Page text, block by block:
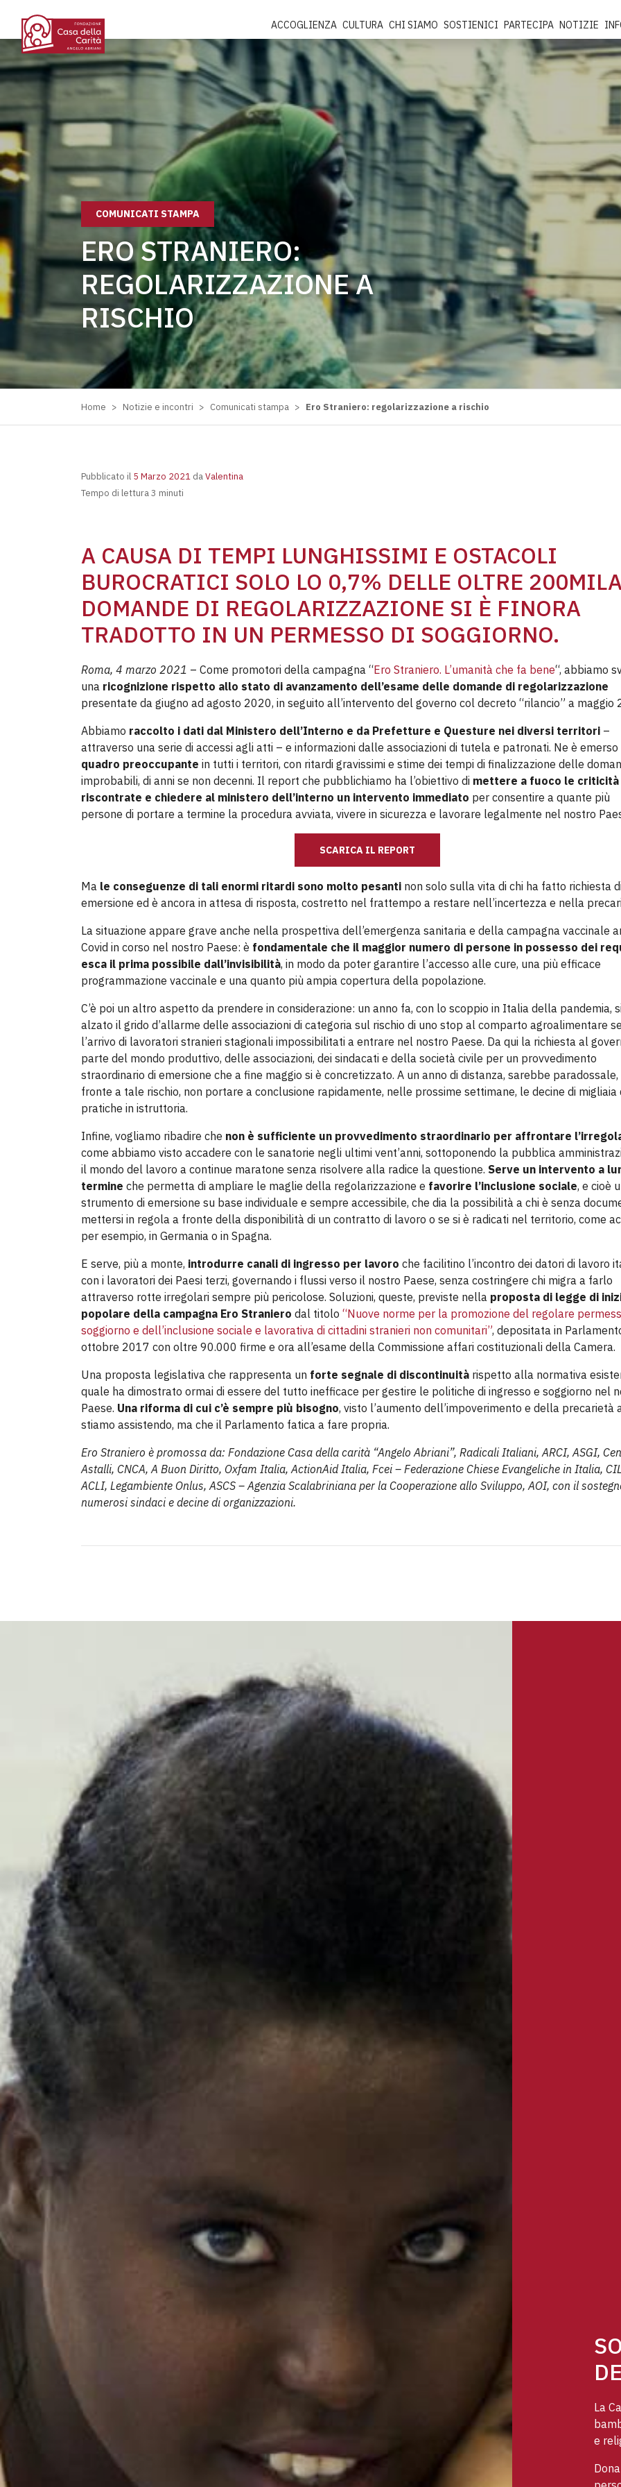
ACCOGLIENZA CULTURA CHI SIAMO SOSTIENICI PARTECIPA NOTIZIE
COMUNICATI STAMPA
ERO STRANIERO:
REGOLARIZZAZIONE A
RISCHIO
Home > Notizie e incontri > Comunicati stampa > Ero Straniero: regolarizzazione a rischio
Pubblicato il 5 Marzo 2021 daValentina
Tempo di lettura 3 minuti
A CAUSA DI TEMPI LUNGHISSIMI E OSTACOLI
BUROCRATICI SOLO LO 0,7% DELLE OLTRE
DOMANDE DI REGOLARIZZAZIONE SI È FINORA
TRADOTTO IN UN PERMESSO DI SOGGIORNO.
Roma, 4 marzo 2021 – Come promotori della campagna “Ero Straniero. L’umanità che fa bene“, abbiamo
una ricognizione rispetto allo stato di avanzamento dell’esame delle domande di regolarizzazione
presentate da giugno ad agosto 2020, in seguito all’intervento del governo col decreto “rilancio” a maggio
Abbiamo raccolto i dati dal Ministero dell’Interno e da Prefetture e Questure nei diversi territori –
attraverso una serie di accessi agli atti – e informazioni dalle associazioni di tutela e patronati. Ne è emerso
quadro preoccupante in tutti i territori, con ritardi gravissimi e stime dei tempi di finalizzazione delle
improbabili, di anni se non decenni. Il report che pubblichiamo ha l’obiettivo di mettere a fuoco le criticità
riscontrate e chiedere al ministero dell’interno un intervento immediato per consentire a quante più
persone di portare a termine la procedura avviata, vivere in sicurezza e lavorare legalmente nel nostro
SCARICA IL REPORT
Ma le conseguenze di tali enormi ritardi sono molto pesanti non solo sulla vita di chi ha fatto richiesta di
emersione ed è ancora in attesa di risposta, costretto nel frattempo a restare nell’incertezza e nella
La situazione appare grave anche nella prospettiva dell’emergenza sanitaria e della campagna vaccinale
Covid in corso nel nostro Paese: è fondamentale che il maggior numero di persone in possesso dei
esca il prima possibile dall’invisibilità, in modo da poter garantire l’accesso alle cure, una più efficace
programmazione vaccinale e una quanto più ampia copertura della popolazione.
C’è poi un altro aspetto da prendere in considerazione: un anno fa, con lo scoppio in Italia della pandemia,
alzato il grido d’allarme delle associazioni di categoria sul rischio di uno stop al comparto agroalimentare
l’arrivo di lavoratori stranieri stagionali impossibilitati a entrare nel nostro Paese. Da qui la richiesta al
parte del mondo produttivo, delle associazioni, dei sindacati e della società civile per un provvedimento
straordinario di emersione che a fine maggio si è concretizzato. A un anno di distanza, sarebbe paradossale,
fronte a tale rischio, non portare a conclusione rapidamente, nelle prossime settimane, le decine di migliaia
pratiche in istruttoria.
Infine, vogliamo ribadire che non è sufficiente un provvedimento straordinario per affrontare
come abbiamo visto accadere con le sanatorie negli ultimi vent’anni, sottoponendo la pubblica
il mondo del lavoro a continue maratone senza risolvere alla radice la questione. Serve un intervento a
termine che permetta di ampliare le maglie della regolarizzazione e favorire l’inclusione sociale, e cioè
strumento di emersione su base individuale e sempre accessibile, che dia la possibilità a chi è senza
mettersi in regola a fronte della disponibilità di un contratto di lavoro o se si è radicati nel territorio, come
per esempio, in Germania o in Spagna.
E serve, più a monte, introdurre canali di ingresso per lavoro che facilitino l’incontro dei datori di lavoro
con i lavoratori dei Paesi terzi, governando i flussi verso il nostro Paese, senza costringere chi migra a farlo
attraverso rotte irregolari sempre più pericolose. Soluzioni, queste, previste nella proposta di legge di
popolare della campagna Ero Straniero dal titolo “Nuove norme per la promozione del regolare
soggiorno e dell’inclusione sociale e lavorativa di cittadini stranieri non comunitari”, depositata in
ottobre 2017 con oltre 90.000 firme e ora all’esame della Commissione affari costituzionali della Camera.
Una proposta legislativa che rappresenta un forte segnale di discontinuità rispetto alla normativa
quale ha dimostrato ormai di essere del tutto inefficace per gestire le politiche di ingresso e soggiorno nel
Paese. Una riforma di cui c’è sempre più bisogno, visto l’aumento dell’impoverimento e della precarietà
stiamo assistendo, ma che il Parlamento fatica a fare propria.
Ero Straniero è promossa da: Fondazione Casa della carità “Angelo Abriani”, Radicali Italiani, ARCI, ASGI,
Astalli, CNCA, A Buon Diritto, Oxfam Italia, ActionAid Italia, Fcei – Federazione Chiese Evangeliche in Italia,
ACLI, Legambiente Onlus, ASCS – Agenzia Scalabriniana per la Cooperazione allo Sviluppo, AOI, con il
numerosi sindaci e decine di organizzazioni.
La
e